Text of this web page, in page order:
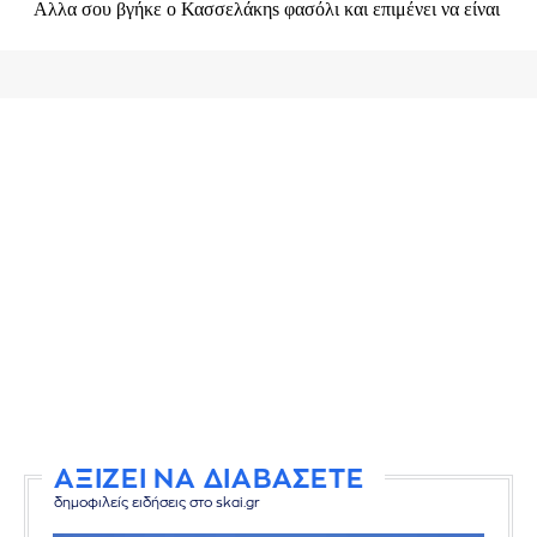
ΑΞΙΖΕΙ ΝΑ ΔΙΑΒΑΣΕΤΕ
δημοφιλείς ειδήσεις στο skai.gr